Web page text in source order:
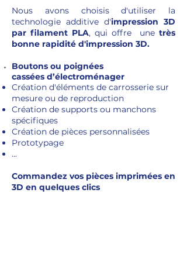
Nous avons choisis d'utiliser la
technologie additive d'impression 3D
par filament PLA, qui offre une très
bonne rapidité d'impression 3D.
Boutons ou poignées
cassées d’électroménager
Création d'éléments de carrosserie sur
mesure ou de reproduction
Création de supports ou manchons
spécifiques
Création de pièces personnalisées
Prototypage
...
Commandez vos pièces imprimées en
3D en quelques clics